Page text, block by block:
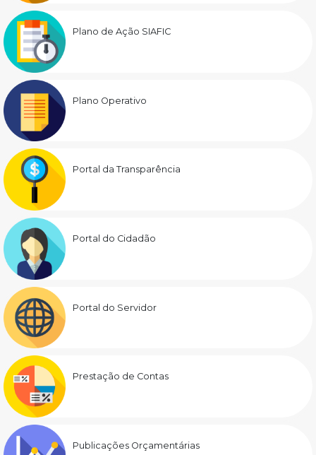
Plano de Ação SIAFIC
Plano Operativo
Portal da Transparência
Portal do Cidadão
Portal do Servidor
Prestação de Contas
Publicações Orçamentárias